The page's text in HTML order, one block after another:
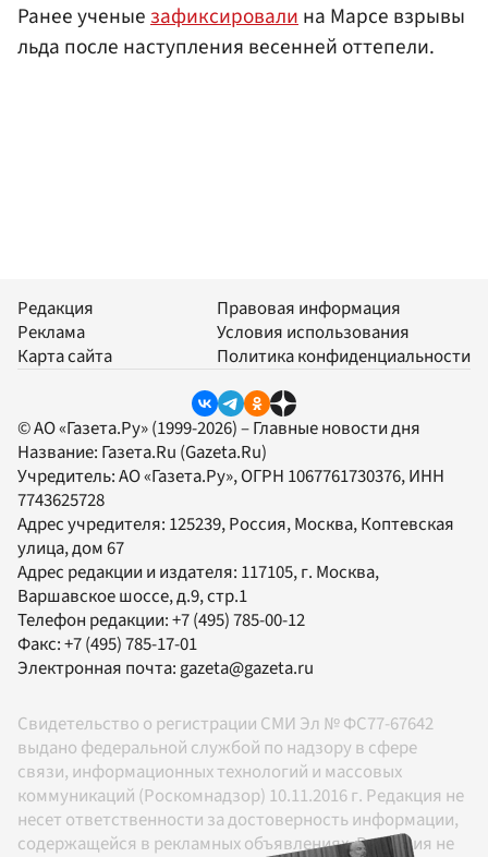
Ранее ученыезафиксировалина Марсе взрывы
льда после наступления весенней оттепели.
Редакция
Реклама
Карта сайта
Правовая информация
Условия использования
Политика конфиденциальности
© АО «Газета.Ру» (1999-2026) – Главные новости дня
Название: Газета.Ru (Gazeta.Ru)
Учредитель:АО «Газета.Ру», ОГРН 1067761730376, ИНН
7743625728
Адрес учредителя: 125239, Россия, Москва, Коптевская
улица, дом 67
Адрес редакции и издателя: 117105, г. Москва,
Варшавское шоссе, д.9, стр.1
Телефон редакции:+7 (495) 785-00-12
Факс:+7 (495) 785-17-01
Электронная почта: gazeta@gazeta.ru
Свидетельство о регистрации СМИ Эл № ФС77-67642
выдано федеральной службой по надзору в сфере
связи, информационных технологий и массовых
коммуникаций (Роскомнадзор) 10.11.2016 г. Редакция не
несет ответственности за достоверность информации,
содержащейся в рекламных объявлениях. Редакция не